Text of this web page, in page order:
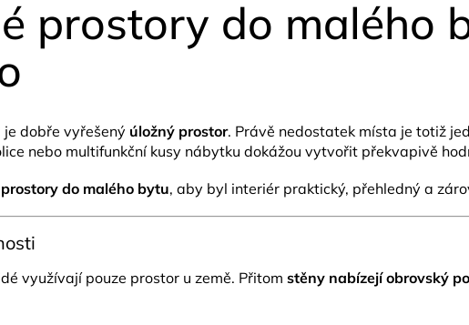
prostory do malého
dobře vyřešený úložný prostor. Právě nedostatek místa je totiž
nebo multifunkční kusy nábytku dokážou vytvořit překvapivě
do malého bytu, aby byl interiér praktický, přehledný a
využívají pouze prostor u země. Přitom stěny nabízejí obrovský